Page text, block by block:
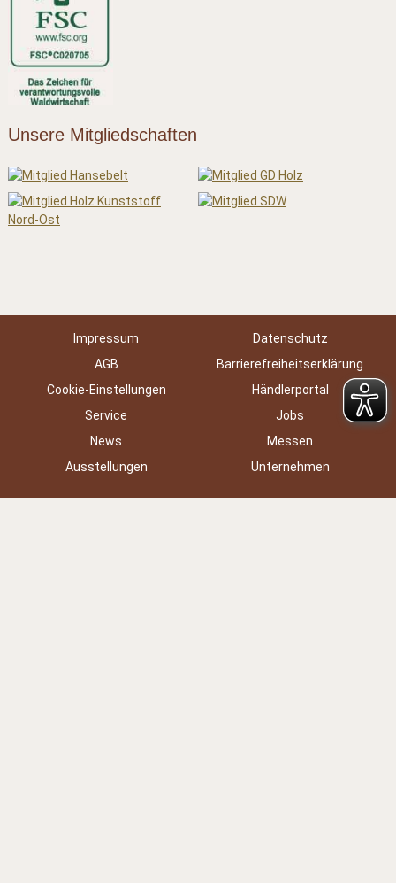
Unsere Mitgliedschaften
Impressum
Datenschutz
AGB
Barrierefreiheitserklärung
Cookie-Einstellungen
Händlerportal
Service
Jobs
News
Messen
Ausstellungen
Unternehmen